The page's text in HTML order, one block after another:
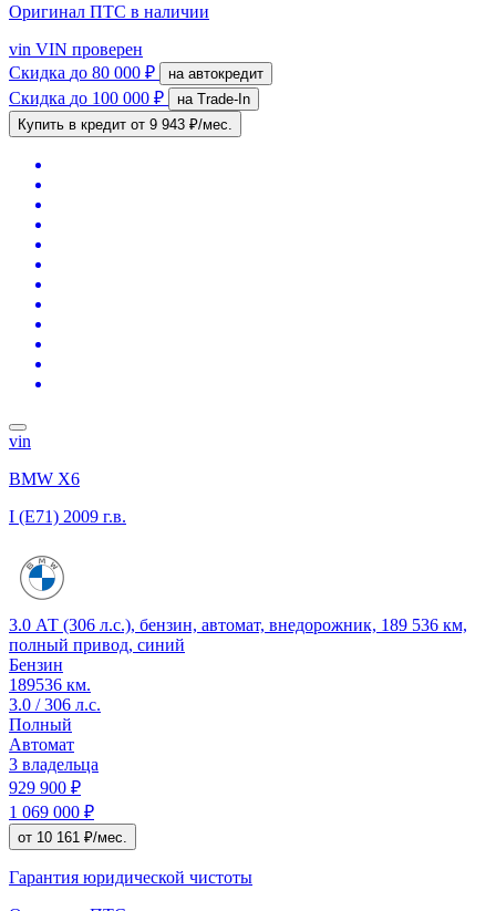
Оригинал ПТС в наличии
vin VIN проверен
Скидка до 80 000 ₽ на автокредит
Скидка до 100 000 ₽
на Trade-In
Купить в кредит от 9 943 ₽/мес.
vin
BMW X6
I (E71) 2009 г.в.
3.0 АТ (306 л.с.), бензин, автомат, внедорожник, 189 536 км,
полный привод, синий
Бензин
189536 км.
3.0 / 306 л.с.
Полный
Автомат
3 владельца
929 900 ₽
1 069 000 ₽
от 10 161 ₽/мес.
Гарантия юридической чистоты